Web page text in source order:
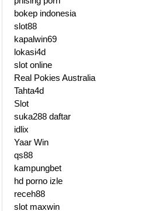
bokep indonesia
slot88
kapalwin69
lokasi4d
slot online
Real Pokies Australia
Tahta4d
Slot
suka288 daftar
idlix
Yaar Win
qs88
kampungbet
hd porno izle
receh88
slot maxwin